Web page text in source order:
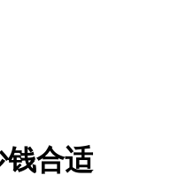
钱合适